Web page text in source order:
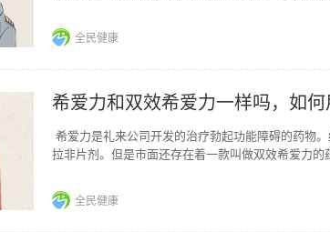
全民健康
希爱力和双效希爱力一样吗，如何
希爱力是礼来公司开发的治疗勃起功能障碍的药物
拉非片剂。但是市面还存在着一款叫做双效希爱力
全民健康